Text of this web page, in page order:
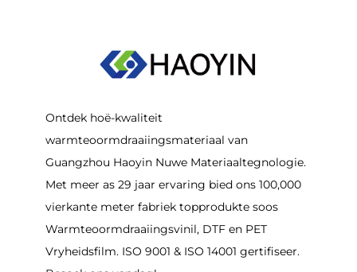
Ontdek hoë-kwaliteit
warmteoormdraaiingsmateriaal van
Guangzhou Haoyin Nuwe Materiaaltegnologie.
Met meer as 29 jaar ervaring bied ons 100,000
vierkante meter fabriek topprodukte soos
Warmteoormdraaiingsvinil, DTF en PET
Vryheidsfilm. ISO 9001 & ISO 14001 gertifiseer.